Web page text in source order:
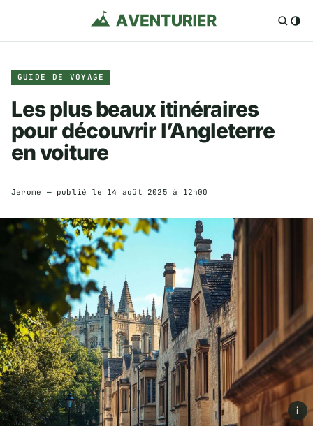
GUIDE DE VOYAGE
Les plus beaux itinéraires
pour découvrir l’Angleterre
en voiture
Jerome — publié le 14 août 2025 à 12h00
i